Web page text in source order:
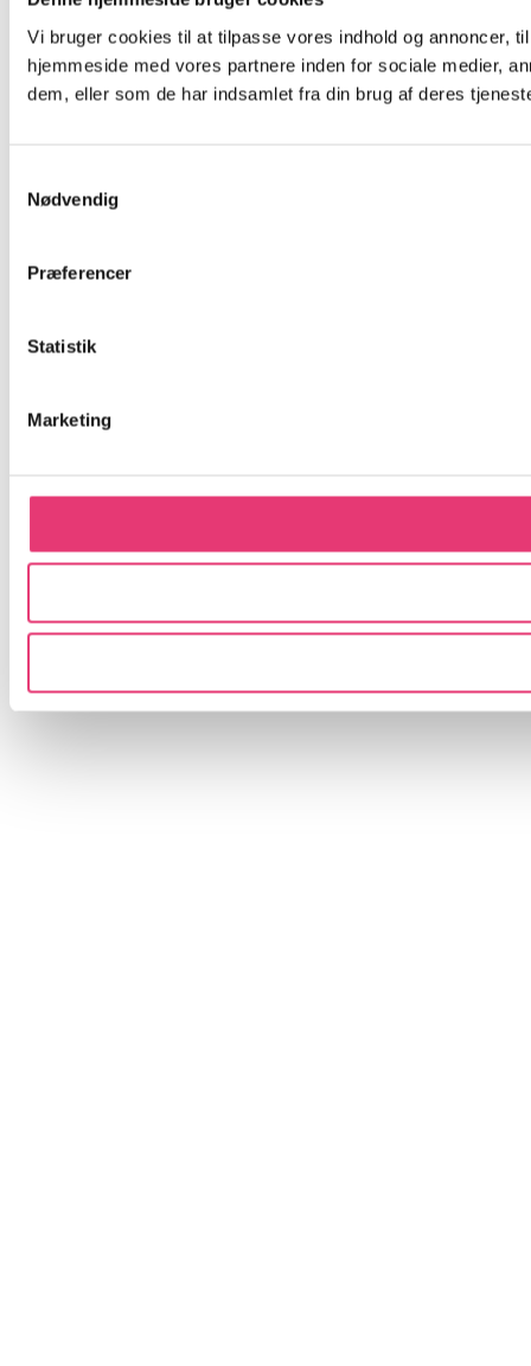
Vi bruger cookies til at tilpasse vores indhold og annoncer,
hjemmeside med vores partnere inden for sociale medier,
dem, eller som de har indsamlet fra din brug af deres
Nødvendig
Præferencer
Statistik
Marketing